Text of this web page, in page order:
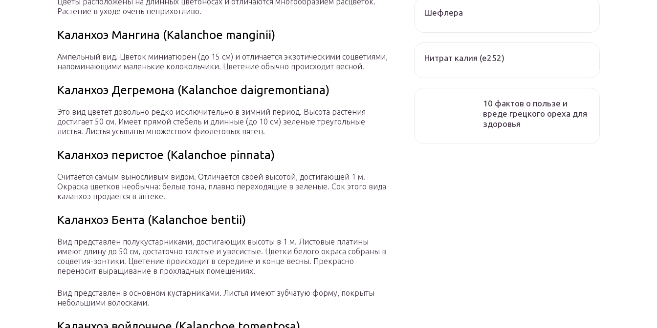
Растение в уходе очень неприхотливо.
Каланхоэ Мангина (Kalanchoe manginii)
Ампельный вид. Цветок миниатюрен (до 15 см) и отличается экзотическими соцветиями,
напоминающими маленькие колокольчики. Цветение обычно происходит весной.
Каланхоэ Дегремона (Kalanchoe daigremontiana)
Это вид цветет довольно редко исключительно в зимний период. Высота растения
достигает 50 см. Имеет прямой стебель и длинные (до 10 см) зеленые треугольные
листья. Листья усыпаны множеством фиолетовых пятен.
Каланхоэ перистое (Kalanchoe pinnata)
Считается самым выносливым видом. Отличается своей высотой, достигающей 1 м.
Окраска цветков необычна: белые тона, плавно переходящие в зеленые. Сок этого вида
каланхоэ продается в аптеке.
Каланхоэ Бента (Kalanchoe bentii)
Вид представлен полукустарниками, достигающих высоты в 1 м. Листовые платины
имеют длину до 50 см, достаточно толстые и увесистые. Цветки белого окраса собраны в
соцветия-зонтики. Цветение происходит в середине и конце весны. Прекрасно
переносит выращивание в прохладных помещениях.
Вид представлен в основном кустарниками. Листья имеют зубчатую форму, покрыты
небольшими волосками.
Шефлера
Нитрат калия (е252)
10 фактов о пользе и
вреде грецкого ореха для
здоровья